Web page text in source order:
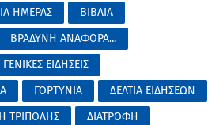
ΗΜΕΡΑΣ
ΒΙΒΛΙΑ
ΒΡΑΔΥΝΗ ΑΝΑΦΟΡΑ...
ΓΕΝΙΚΕΣ ΕΙΔΗΣΕΙΣ
ΓΟΡΤΥΝΙΑ
ΔΕΛΤΙΑ ΕΙΔΗΣΕΩΝ
ΤΡΙΠΟΛΗΣ
ΔΙΑΤΡΟΦΗ